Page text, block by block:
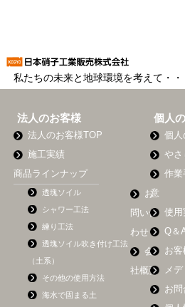
私たちの未来と地球環境を考えて・・
法人のお客様
法人のお客様TOP
施工実績
商品ラインナップ
透塊ソイル
シャワー工法
練り工法
透塊ソイル吹き付け工法
（土系）
その他の使用方法
海水で固まる土
お
問い合
わせ
会
社概要
個人
個人
やさ
作業
意
使用
Q＆
お
メ
お問